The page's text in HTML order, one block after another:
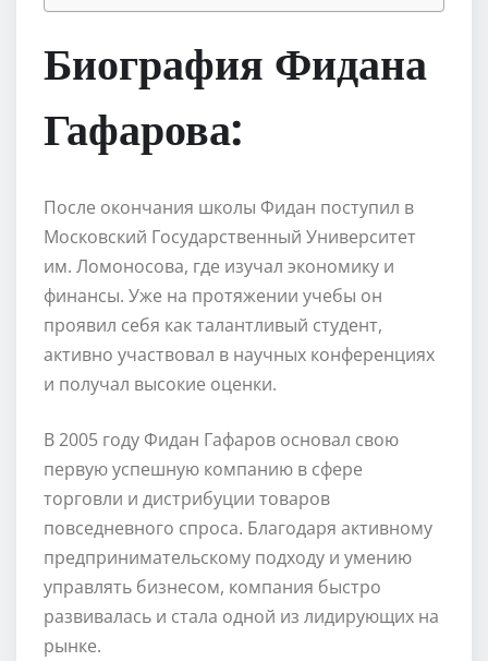
Биография Фидана
Гафарова:
После окончания школы Фидан поступил в
Московский Государственный Университет
им. Ломоносова, где изучал экономику и
финансы. Уже на протяжении учебы он
проявил себя как талантливый студент,
активно участвовал в научных конференциях
и получал высокие оценки.
В 2005 году Фидан Гафаров основал свою
первую успешную компанию в сфере
торговли и дистрибуции товаров
повседневного спроса. Благодаря активному
предпринимательскому подходу и умению
управлять бизнесом, компания быстро
развивалась и стала одной из лидирующих на
рынке.